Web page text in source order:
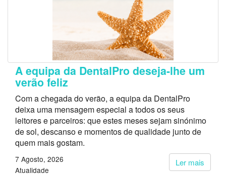
A equipa da DentalPro deseja-lhe um
verão feliz
Com a chegada do verão, a equipa da DentalPro
deixa uma mensagem especial a todos os seus
leitores e parceiros: que estes meses sejam sinónimo
de sol, descanso e momentos de qualidade junto de
quem mais gostam.
Ler mais
7 Agosto, 2026
Atualidade